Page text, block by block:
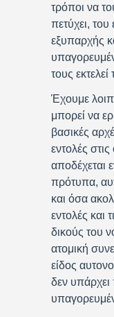
τρόποι να
πετύχει, του
εξυπαρχής
τους εκτελεί
Έχουμε
μπορεί να
βασικές
εντολές
αποδέχεται
πρότυπα,
και όσα
εντολές και
δικούς του
ατομική
είδος
δεν υπάρχει